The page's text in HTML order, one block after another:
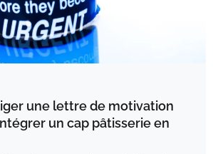
une lettre de motivation
un cap pâtisserie en